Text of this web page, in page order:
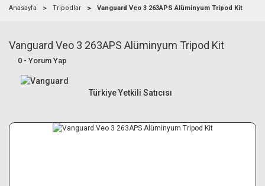
Canon R6 Mark IIIBundle Setler
Alışverişe
Anasayfa Tripodlar Vanguard Veo 3 263APS Alüminyum Tripod Kit
Vanguard Veo 3 263APS Alüminyum Tripod Kit
0 - Yorum Yap
Türkiye Yetkili Satıcısı